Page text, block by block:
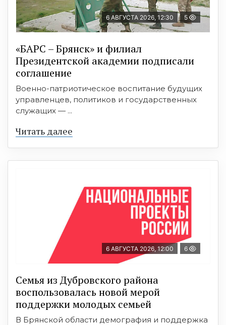
6 АВГУСТА 2026, 12:30 5
«БАРС – Брянск» и филиал
Президентской академии подписали
соглашение
Военно-патриотическое воспитание будущих
управленцев, политиков и государственных
служащих — ...
Читать далее
6 АВГУСТА 2026, 12:00 6
Семья из Дубровского района
воспользовалась новой мерой
поддержки молодых семьей
В Брянской области демография и поддержка